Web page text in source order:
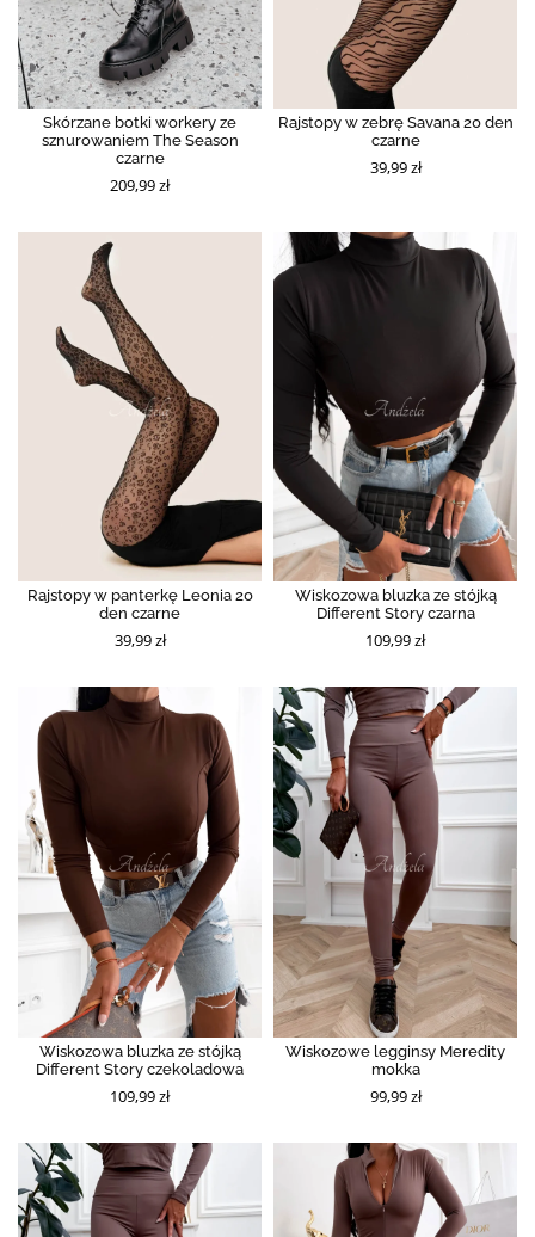
Skórzane botki workery ze
sznurowaniem The Season
czarne
209,99 zł
Rajstopy w zebrę Savana 20 den
czarne
39,99 zł
Rajstopy w panterkę Leonia 20
den czarne
39,99 zł
Wiskozowa bluzka ze stójką
Different Story czarna
109,99 zł
Wiskozowa bluzka ze stójką
Different Story czekoladowa
109,99 zł
Wiskozowe legginsy Meredity
mokka
99,99 zł